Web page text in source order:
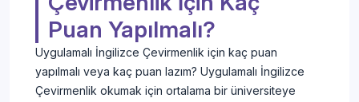
Puan Yapılmalı?
Uygulamalı İngilizce Çevirmenlik için kaç puan
yapılmalı veya kaç puan lazım? Uygulamalı İngilizce
Çevirmenlik okumak için ortalama bir üniversiteye